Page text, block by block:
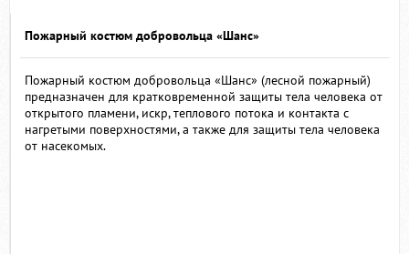
Пожарный костюм добровольца «Шанс»
Пожарный костюм добровольца «Шанс» (лесной пожарный)
предназначен для кратковременной защиты тела человека от
открытого пламени, искр, теплового потока и контакта с
нагретыми поверхностями, а также для защиты тела человека
от насекомых.